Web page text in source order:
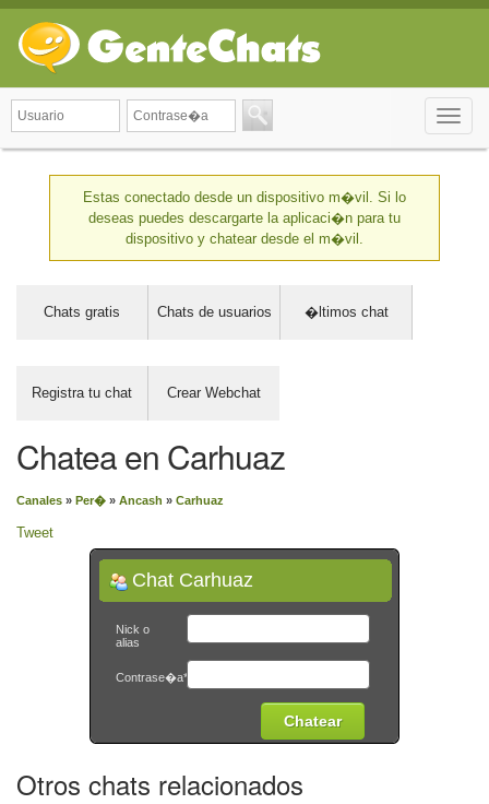
Toggle
Estas conectado desde un dispositivo m�vil. Si lo
deseas puedes descargarte la aplicaci�n para tu
dispositivo y chatear desde el m�vil.
Chats gratis Chats de usuarios �ltimos chat
Registra tu chat Crear Webchat
Chatea en Carhuaz
Canales » Per� » Ancash » Carhuaz
Tweet
Chat Carhuaz
Nick o
alias
Contrase�a*
Otros chats relacionados